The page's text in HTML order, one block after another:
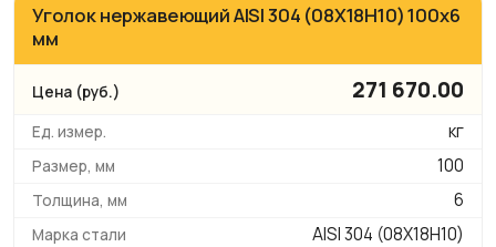
Уголок нержавеющий AISI 304 (08Х18Н10) 100х6
мм
271 670.00
кг
100
6
AISI 304 (08Х18Н10)